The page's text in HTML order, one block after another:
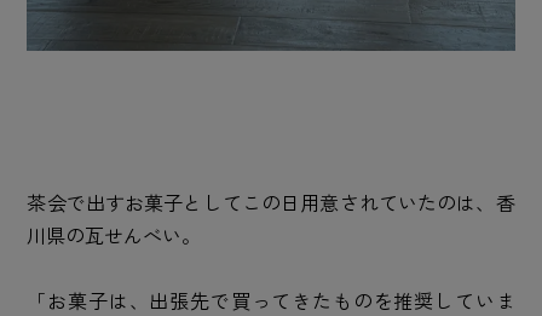
茶会で出すお菓子としてこの日用意されていたのは、香
川県の瓦せんべい。
「お菓子は、出張先で買ってきたものを推奨していま